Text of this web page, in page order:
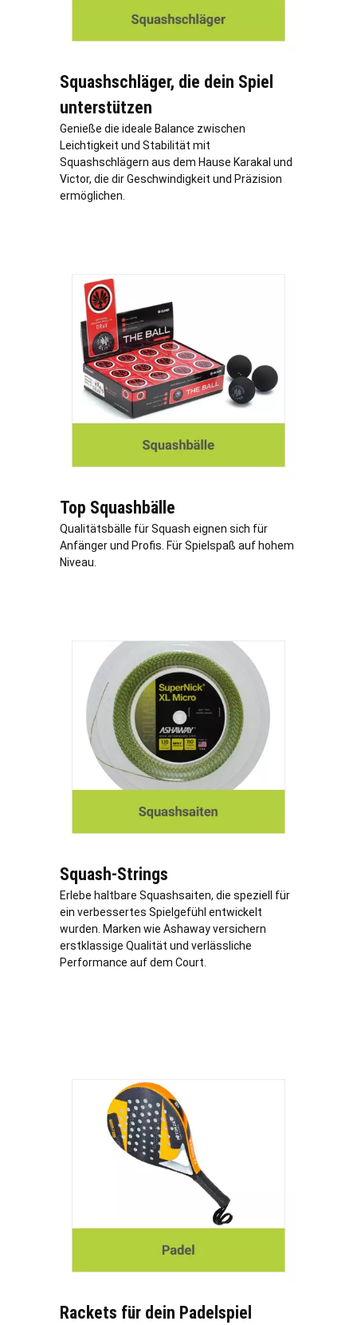
Squashschläger, die dein Spiel
unterstützen
Genieße die ideale Balance zwischen
Leichtigkeit und Stabilität mit
Squashschlägern aus dem Hause Karakal und
Victor, die dir Geschwindigkeit und Präzision
ermöglichen.
Top Squashbälle
Qualitätsbälle für Squash eignen sich für
Anfänger und Profis. Für Spielspaß auf hohem
Niveau.
Squash-Strings
Erlebe haltbare Squashsaiten, die speziell für
ein verbessertes Spielgefühl entwickelt
wurden. Marken wie Ashaway versichern
erstklassige Qualität und verlässliche
Performance auf dem Court.
Rackets für dein Padelspiel